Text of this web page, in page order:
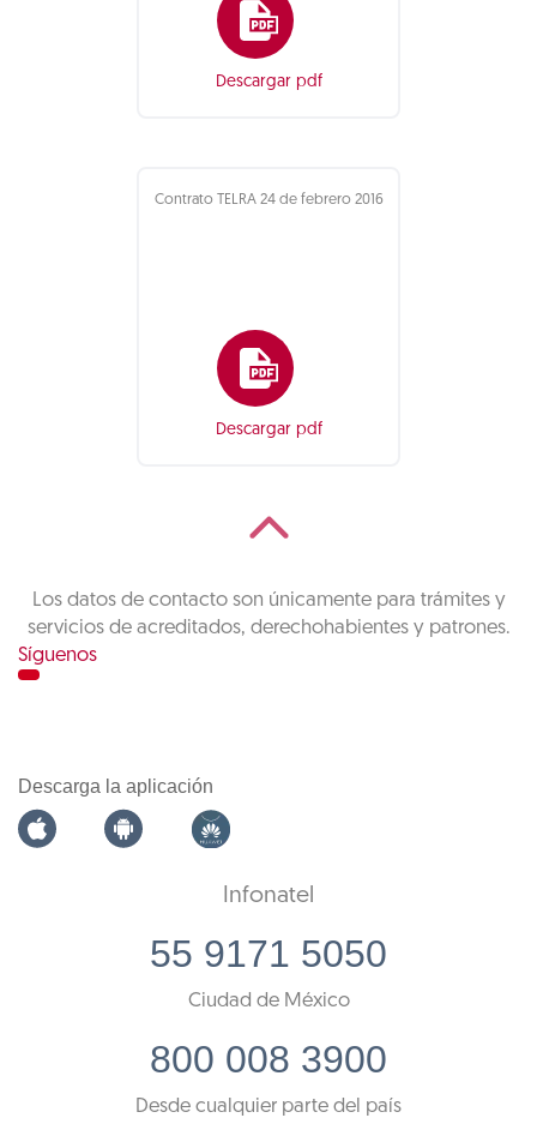
Descargar pdf
Contrato TELRA 24 de febrero 2016
Descargar pdf
Los datos de contacto son únicamente para trámites y
servicios de acreditados, derechohabientes y patrones.
Síguenos
Descarga la aplicación
Infonatel
55 9171 5050
Ciudad de México
800 008 3900
Desde cualquier parte del país